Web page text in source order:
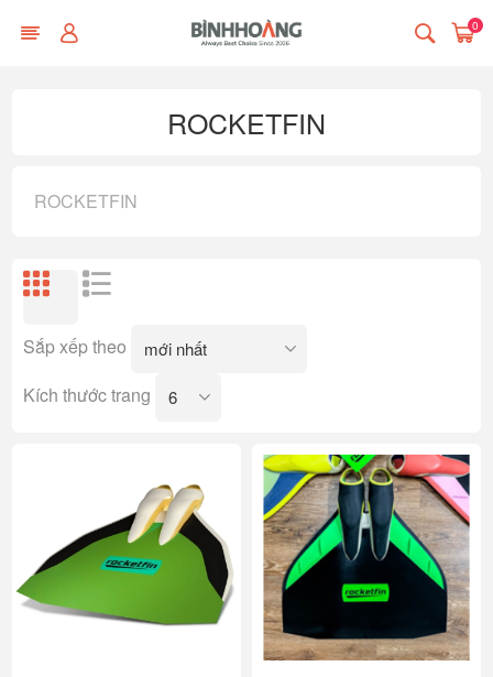
0
ROCKETFIN
ROCKETFIN
Sắp xếp theo
Kích thước trang